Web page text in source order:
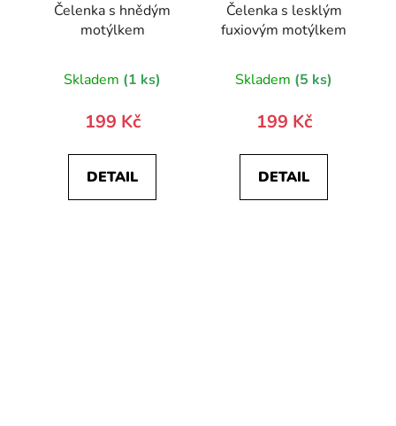
Čelenka s hnědým
motýlkem
Skladem (1 ks)
199 Kč
DETAIL
Čelenka s lesklým
fuxiovým motýlkem
Skladem (5 ks)
199 Kč
DETAIL